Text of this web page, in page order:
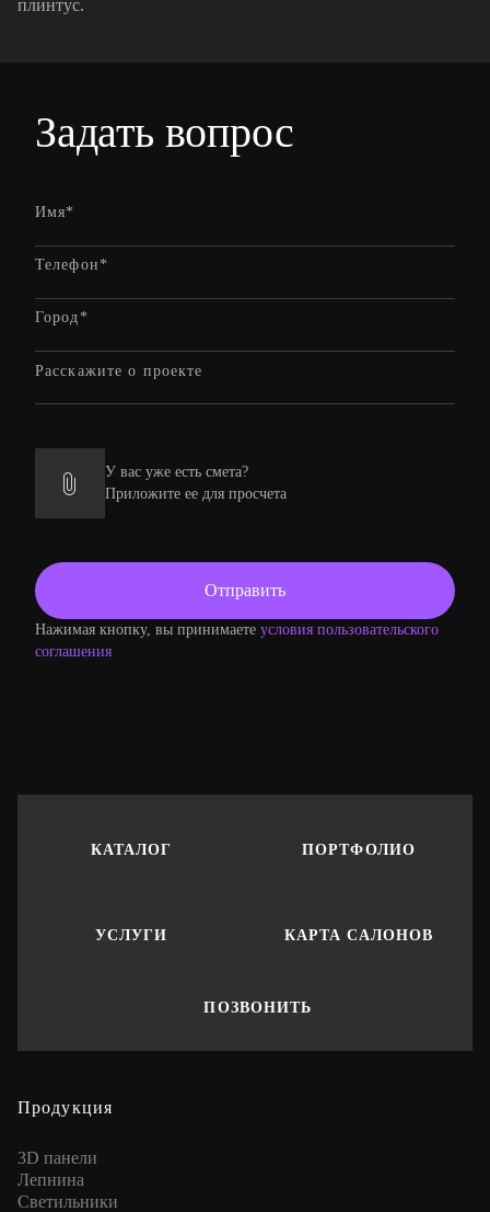
плинтус.
Задать вопрос
У вас уже есть смета?
Приложите ее для просчета
Нажимая кнопку, вы принимаете условия пользовательского
соглашения
КАТАЛОГ ПОРТФОЛИО
УСЛУГИ КАРТА САЛОНОВ
ПОЗВОНИТЬ
Продукция
3D панели
Лепнина
Cветильники